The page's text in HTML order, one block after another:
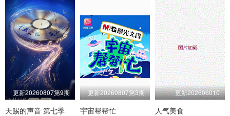
更新20260807第9期
天赐的声音 第七季
更新20260807第3期
宇宙帮帮忙
更新202606010
人气美食